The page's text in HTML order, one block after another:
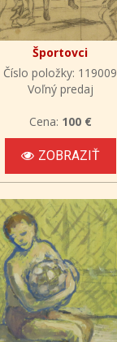
Športovci
Číslo položky: 119009
Voľný predaj
Cena: 100 €
ZOBRAZIŤ